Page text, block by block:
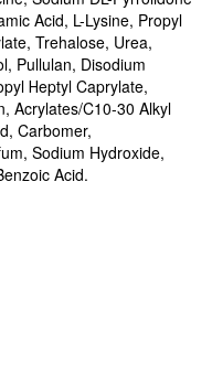
Acid, L-Lysine, Propyl
Trehalose, Urea,
Pullulan, Disodium
Нeptyl Caprylate,
Acrylates/C10-30 Alkyl
Carbomer,
Sodium Hydroxide,
Acid.